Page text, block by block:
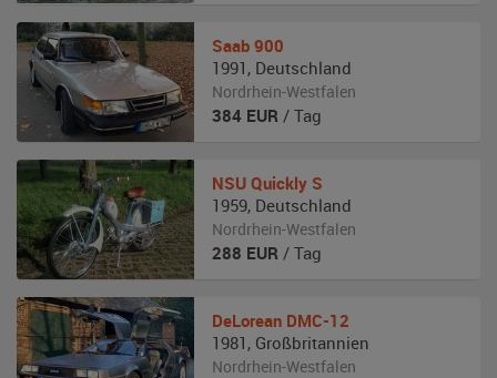
Saab 900
1991 , Deutschland
Nordrhein-Westfalen
384 EUR / Tag
NSU Quickly S
1959, Deutschland
Nordrhein-Westfalen
288 EUR / Tag
DeLorean DMC-12
1981 , Großbritannien
Nordrhein-Westfalen